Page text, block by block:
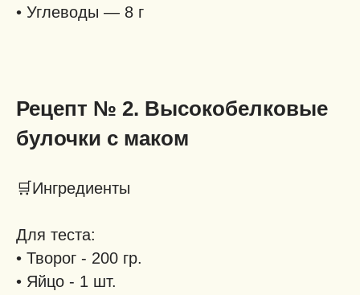
• Углеводы — 8 г
Рецепт № 2. Высокобелковые
булочки с маком
🛒Ингредиенты
Для теста:
• Творог - 200 гр.
• Яйцо - 1 шт.